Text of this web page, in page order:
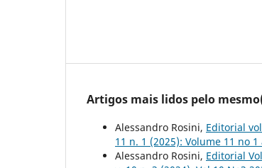
Artigos mais lidos pelo
Alessandro Rosini, Editorial
11 n. 1 (2025): Volume 11 no 1
Alessandro Rosini, Editorial